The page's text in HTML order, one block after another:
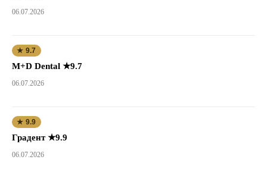
06.07.2026
★ 9.7
M+D Dental ★9.7
06.07.2026
★ 9.9
Градент ★9.9
06.07.2026